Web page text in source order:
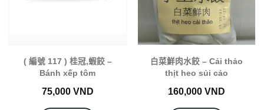
( 編號 117 ) 桂冠,蝦餃 –
Bánh xếp tôm
75,000 VND
白菜鮮肉水餃 – Cải thảo
thịt heo sủi cảo
160,000 VND